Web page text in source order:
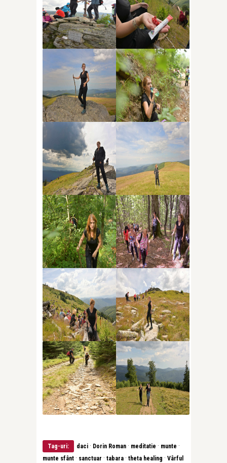
Tag-uri: daci · Dorin Roman · meditatie · munte ·
munte sfânt · sanctuar · tabara · theta healing · Vârful